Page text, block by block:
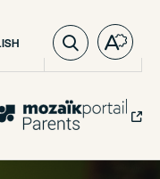
VISITER
PAGE
ENGLISH.
la